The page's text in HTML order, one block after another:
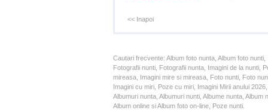
<< Inapoi
Cautari frecvente: Album foto nunta, Album foto
Fotografii nunti, Fotografii nunta, Imagini de la nunti,
mireasa, Imagini mire si mireasa, Foto nunti, Foto
Imagini cu miri, Poze cu miri, Imagini Mirii anului
Albumuri nunta, Albumuri nunti, Albume nunta,
Album online si Album foto on-line, Poze nunti.